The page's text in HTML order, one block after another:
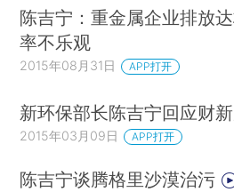
陈吉宁：重金属企业排放
率不乐观
2015年08月31日 APP打开
新环保部长陈吉宁回应财
2015年03月09日 APP打开
陈吉宁谈腾格里沙漠治污